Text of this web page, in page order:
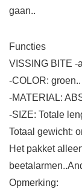
gaan..
Functies
VISSING BITE -
-COLOR: groen..
-MATERIAL:
-SIZE: Totale
Totaal gewicht:
Het pakket
Opmerking: